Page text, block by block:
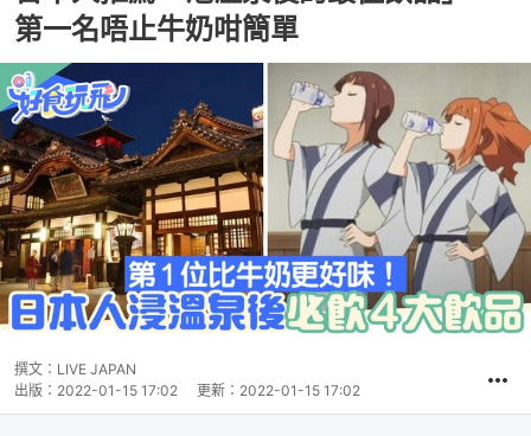
第一名唔止牛奶咁簡單
撰文： LIVE JAPAN
出版： 2022-01-15 17:02 更新： 2022-01-15 17:02